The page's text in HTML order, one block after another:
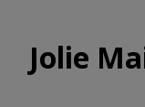
Jolie